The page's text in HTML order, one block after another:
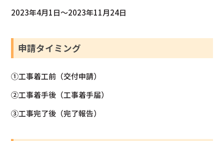
2023年4月1日～2023年11月24日
申請タイミング
①工事着工前（交付申請）
②工事着手後（工事着手届）
③工事完了後（完了報告）